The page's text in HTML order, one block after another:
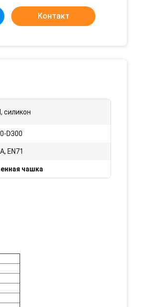
Контакт
силикон
D300
EN71
чашка